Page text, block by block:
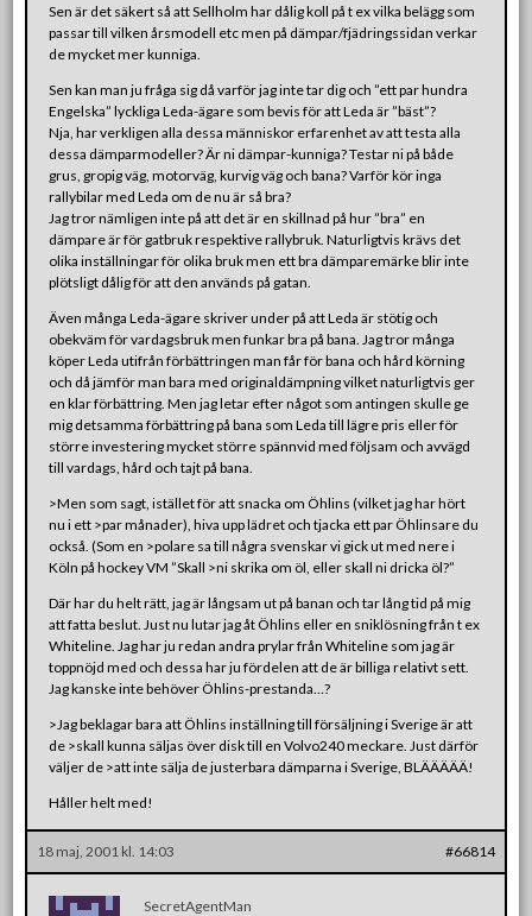
Sen är det säkert så att Sellholm har dålig koll på t ex vilka belägg som
passar till vilken årsmodell etc men på dämpar/fjädringssidan verkar
de mycket mer kunniga.
Sen kan man ju fråga sig då varför jag inte tar dig och ”ett par hundra
Engelska” lyckliga Leda-ägare som bevis för att Leda är ”bäst”?
Nja, har verkligen alla dessa människor erfarenhet av att testa alla
dessa dämparmodeller? Är ni dämpar-kunniga? Testar ni på både
grus, gropig väg, motorväg, kurvig väg och bana? Varför kör inga
rallybilar med Leda om de nu är så bra?
Jag tror nämligen inte på att det är en skillnad på hur ”bra” en
dämpare är för gatbruk respektive rallybruk. Naturligtvis krävs det
olika inställningar för olika bruk men ett bra dämparemärke blir inte
plötsligt dålig för att den används på gatan.
Även många Leda-ägare skriver under på att Leda är stötig och
obekväm för vardagsbruk men funkar bra på bana. Jag tror många
köper Leda utifrån förbättringen man får för bana och hård körning
och då jämför man bara med originaldämpning vilket naturligtvis ger
en klar förbättring. Men jag letar efter något som antingen skulle ge
mig detsamma förbättring på bana som Leda till lägre pris eller för
större investering mycket större spännvid med följsam och avvägd
till vardags, hård och tajt på bana.
>Men som sagt, istället för att snacka om Öhlins (vilket jag har hört
nu i ett >par månader), hiva upp lädret och tjacka ett par Öhlinsare du
också. (Som en >polare sa till några svenskar vi gick ut med nere i
Köln på hockey VM ”Skall >ni skrika om öl, eller skall ni dricka öl?”
Där har du helt rätt, jag är långsam ut på banan och tar lång tid på mig
att fatta beslut. Just nu lutar jag åt Öhlins eller en sniklösning från t ex
Whiteline. Jag har ju redan andra prylar från Whiteline som jag är
toppnöjd med och dessa har ju fördelen att de är billiga relativt sett.
Jag kanske inte behöver Öhlins-prestanda…?
>Jag beklagar bara att Öhlins inställning till försäljning i Sverige är att
de >skall kunna säljas över disk till en Volvo240 meckare. Just därför
väljer de >att inte sälja de justerbara dämparna i Sverige, BLÄÄÄÄÄ!
Håller helt med!
18 maj, 2001 kl. 14:03 #66814
SecretAgentMan